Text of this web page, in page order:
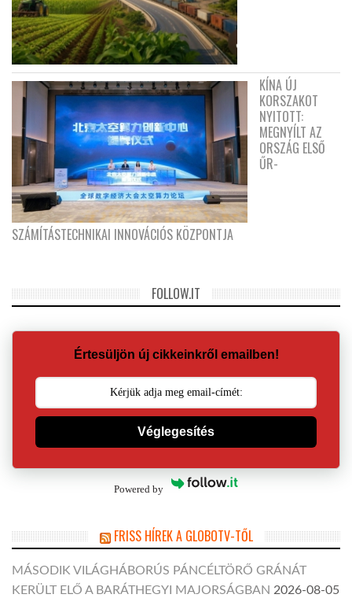
KÍNA ÚJ
KORSZAKOT
NYITOTT:
MEGNYÍLT AZ
ORSZÁG ELSŐ
ŰR-
SZÁMÍTÁSTECHNIKAI INNOVÁCIÓS KÖZPONTJA
FOLLOW.IT
Értesüljön új cikkeinkről emailben!
Véglegesítés
Powered by
FRISS HÍREK A GLOBOTV-TŐL
MÁSODIK VILÁGHÁBORÚS PÁNCÉLTÖRŐ GRÁNÁT
KERÜLT ELŐ A BARÁTHEGYI MAJORSÁGBAN 2026-08-05